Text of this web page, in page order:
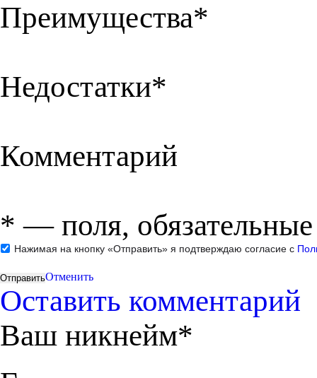
Преимущества*
Недостатки*
Комментарий
* — поля,
Нажимая на кнопку «Отправить» я подтверждаю согласие с
Отменить
Оставить комментарий
Ваш никнейм*